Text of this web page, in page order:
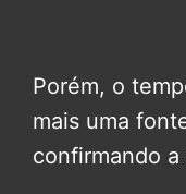
Porém, o
mais uma
confirmando a